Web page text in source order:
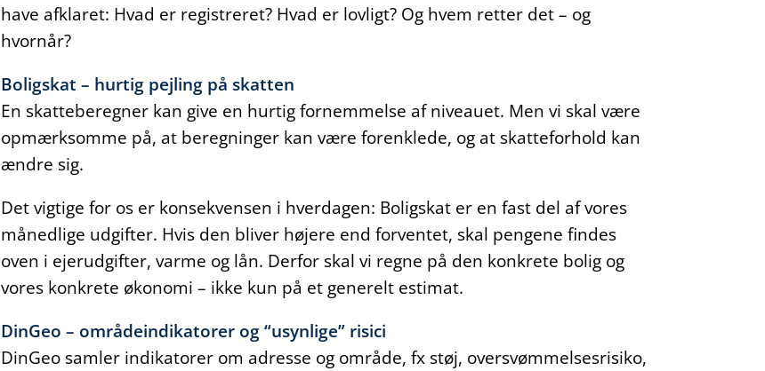
have afklaret: Hvad er registreret? Hvad er lovligt? Og hvem retter det – og
hvornår?
Boligskat – hurtig pejling på skatten
En skatteberegner kan give en hurtig fornemmelse af niveauet. Men vi skal være
opmærksomme på, at beregninger kan være forenklede, og at skatteforhold kan
ændre sig.
Det vigtige for os er konsekvensen i hverdagen: Boligskat er en fast del af vores
månedlige udgifter. Hvis den bliver højere end forventet, skal pengene findes
oven i ejerudgifter, varme og lån. Derfor skal vi regne på den konkrete bolig og
vores konkrete økonomi – ikke kun på et generelt estimat.
DinGeo – områdeindikatorer og “usynlige” risici
DinGeo samler indikatorer om adresse og område, fx støj, oversvømmelsesrisiko,